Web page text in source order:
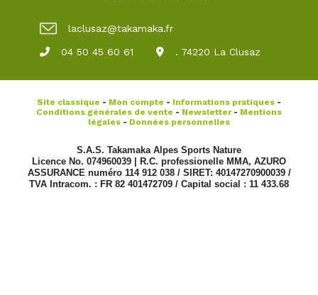
laclusaz@takamaka.fr
04 50 45 60 61 . 74220 La Clusaz
Site classique - Mon compte - Informations pratiques -
Conditions générales de vente - Newsletter- Mentions
légales - Données personnelles
S.A.S. Takamaka Alpes Sports Nature
Licence No. 074960039 | R.C. professionelle MMA, AZURO
ASSURANCE numéro 114 912 038 / SIRET: 40147270900039 /
TVA Intracom. : FR 82 401472709 / Capital social : 11 433.68